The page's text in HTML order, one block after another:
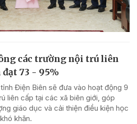
các trường nội trú liên
73 - 95%
Điện Biên sẽ đưa vào hoạt động 9
liên cấp tại các xã biên giới, góp
giáo dục và cải thiện điều kiện học
khăn.